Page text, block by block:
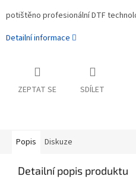
potištěno profesionální DTF
Detailní informace
ZEPTAT SE SDÍLET
Popis Diskuze
Detailní popis produktu